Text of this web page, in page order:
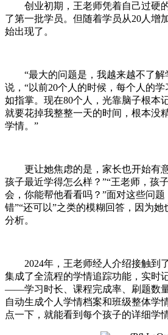
创业初期，王老师凭着自己过硬
了第一批学员。但随着学员从20人增
始出现了。
“最大的问题是，我越来越不了解
说，“以前20个人的时候，每个人的
如指掌。现在80个人，光靠脑子根本
就要花掉我整整一天的时间，根本没
学情。”
更让她焦虑的是，家长也开始有
孩子最近学得怎么样？”“王老师，孩
会，你能帮他看看吗？”面对这些问
错”“还可以”之类的模糊回答，因为
分析。
2024年，王老师经人介绍接触到
集成了全流程的学情追踪功能，实时
——学习时长、课程完成率、刷题数
自动生成个人学情档案和班级整体学
点一下，就能看到每个孩子的详细学情